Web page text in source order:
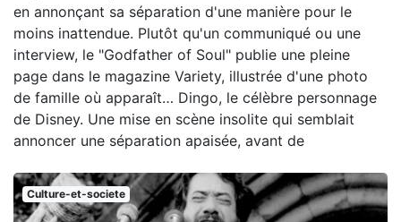
en annonçant sa séparation d'une manière pour le
moins inattendue. Plutôt qu'un communiqué ou une
interview, le "Godfather of Soul" publie une pleine
page dans le magazine Variety, illustrée d'une photo
de famille où apparaît… Dingo, le célèbre personnage
de Disney. Une mise en scène insolite qui semblait
annoncer une séparation apaisée, avant de
Culture-et-societe